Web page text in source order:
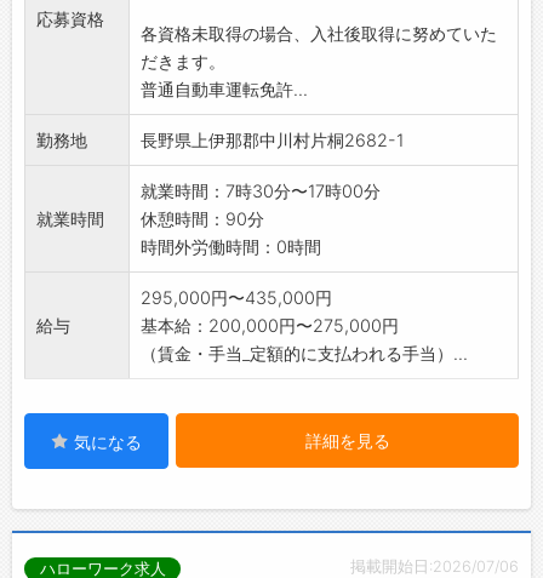
応募資格
各資格未取得の場合、入社後取得に努めていた
だきます。
普通自動車運転免許...
勤務地 長野県上伊那郡中川村片桐2682-1
就業時間
就業時間：7時30分〜17時00分
休憩時間：90分
時間外労働時間：0時間
給与
295,000円〜435,000円
基本給：200,000円〜275,000円
（賃金・手当_定額的に支払われる手当）...
気になる 詳細を見る
掲載開始日:2026/07/06
ハローワーク求人